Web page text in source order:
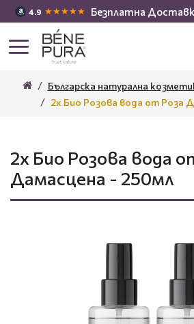
4.9 ★★★★★ Безплатна
Българска натурална
2x Био Розова вода от Роза
2x Био Розова вода
Дамасцена - 250мл